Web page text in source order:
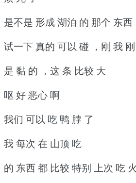
是不是 形成 湖泊 的 那个 东西
试一下 真的 可以 碰 ，刚 我
是 黏 的 ，这 条 比较 大
呕 好 恶心 啊
我们 可以 吃 鸭 脖 了
我 每次 在 山顶 吃
的 东西 都 比较 特别 上次 吃